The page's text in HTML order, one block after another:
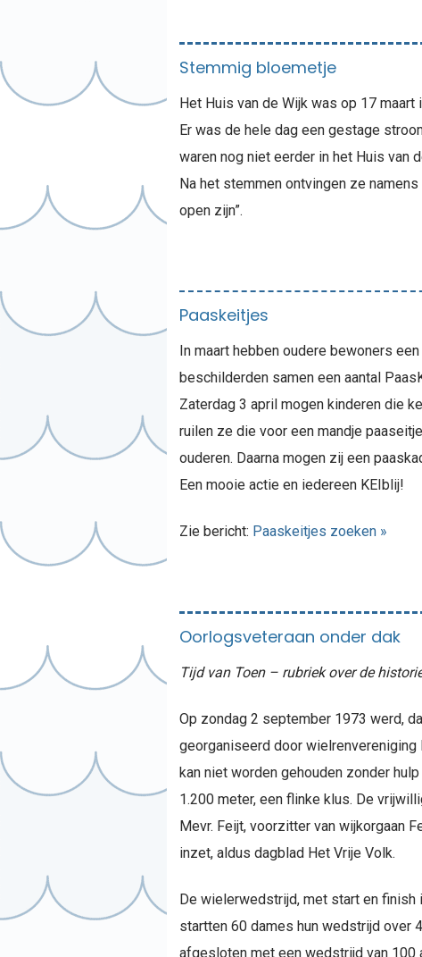
Stemmig bloemetje
Het Huis van de Wijk was op 17 maart
Er was de hele dag een gestage
waren nog niet eerder in het Huis van
Na het stemmen ontvingen ze
open zijn”.
Paaskeitjes
In maart hebben oudere bewoners
beschilderden samen een aantal
Zaterdag 3 april mogen kinderen die
ruilen ze die voor een mandje
ouderen. Daarna mogen zij een
Een mooie actie en iedereen KEIblij!
Zie bericht: Paaskeitjes zoeken »
Oorlogsveteraan onder dak
Tijd van Toen – rubriek over de
Op zondag 2 september 1973 werd,
georganiseerd door wielrenvereniging
kan niet worden gehouden zonder
1.200 meter, een flinke klus. De
Mevr. Feijt, voorzitter van wijkorgaan
inzet, aldus dagblad Het Vrije Volk.
De wielerwedstrijd, met start en finish
startten 60 dames hun wedstrijd over
afgesloten met een wedstrijd van 100